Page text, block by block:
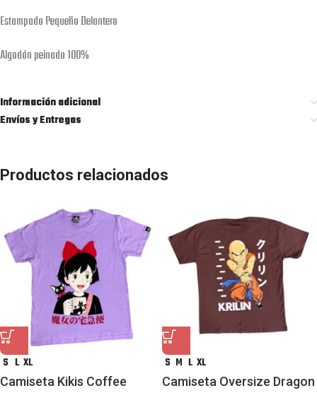
Estampado Pequeño Delantero
Algodón peinado 100%
Información adicional
Envíos y Entregas
Productos relacionados
S L XL
Camiseta Kikis Coffee
S M L XL
Camiseta Oversize Dragon